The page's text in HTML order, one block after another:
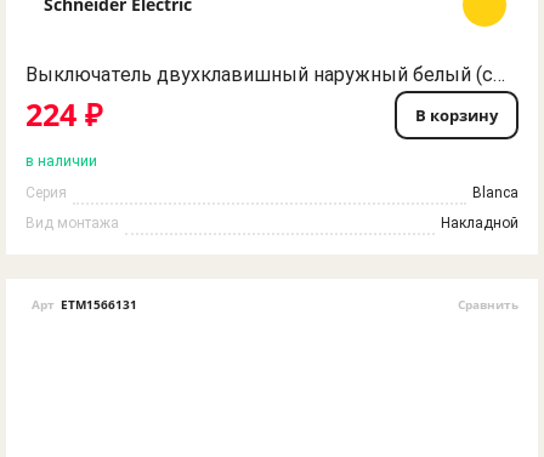
Выключатель двухклавишный наружный белый (сх.5), 10А, 250В, BLNVA105001 BLANCA Schneider Electric
224 ₽ В корзину
в наличии
Серия
Blanca
Вид монтажа
Накладной
Арт ETM1566131 Сравнить